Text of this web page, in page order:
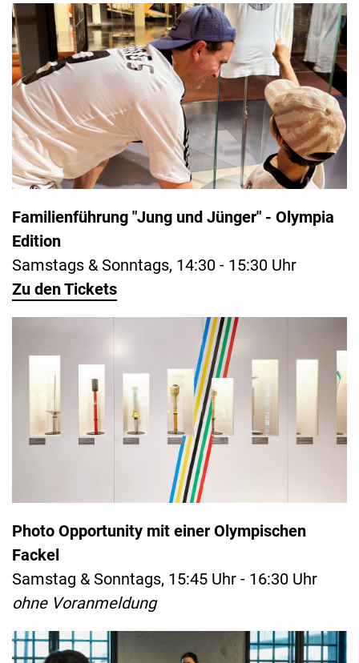
Familienführung "Jung und Jünger" - Olympia
Edition
Samstags & Sonntags, 14:30 - 15:30 Uhr
Zu den Tickets
Photo Opportunity mit einer Olympischen
Fackel
Samstag & Sonntags, 15:45 Uhr - 16:30 Uhr
ohne Voranmeldung